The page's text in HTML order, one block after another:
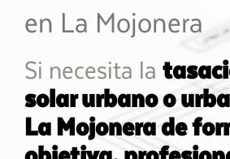
en La Mojonera
Si necesita la
solar urbano o
La Mojonera de